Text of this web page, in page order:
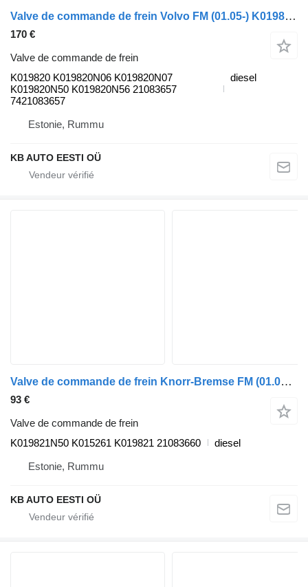
Valve de commande de frein Volvo FM (01.05-) K019820 pour camion Volvo FM7-FM12, FM, FMX (1998-2014)
170 €
Valve de commande de frein
K019820 K019820N06 K019820N07
K019820N50 K019820N56 21083657
7421083657
diesel
Estonie, Rummu
KB AUTO EESTI OÜ
Valve de commande de frein Knorr-Bremse FM (01.05-) K019821N50 pour camion Volvo FM7-FM12, FM, FMX (1998-2014)
93 €
Valve de commande de frein
K019821N50 K015261 K019821 21083660
diesel
Estonie, Rummu
KB AUTO EESTI OÜ